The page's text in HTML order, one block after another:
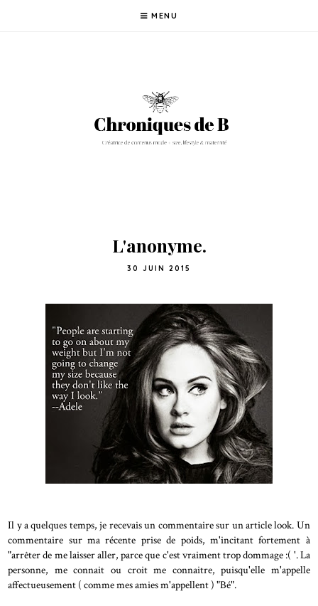
MENU
L'anonyme.
30 JUIN 2015
Il y a quelques temps, je recevais un commentaire sur un article look. Un
commentaire sur ma récente prise de poids, m'incitant fortement à
"arrêter de me laisser aller, parce que c'est vraiment trop dommage :( '. La
personne, me connait ou croit me connaitre, puisqu'elle m'appelle
affectueusement ( comme mes amies m'appellent ) "Bé".